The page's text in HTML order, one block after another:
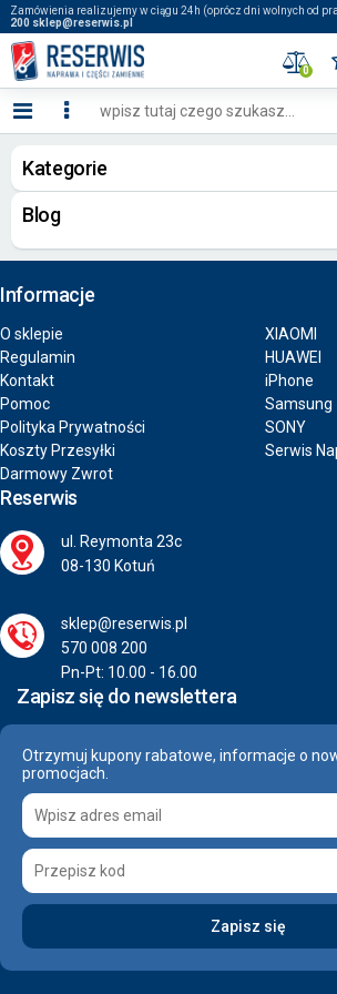
Zamówienia realizujemy w ciągu 24h (oprócz dni wolnych od
200 sklep@reserwis.pl
0
Kategorie
Blog
Informacje
O sklepie
Regulamin
Kontakt
Pomoc
Polityka Prywatności
Koszty Przesyłki
Darmowy Zwrot
XIAOMI
HUAWEI
iPhone
Samsung
SONY
Serwis
Reserwis
ul. Reymonta 23c
08-130 Kotuń
sklep@reserwis.pl
570 008 200
Pn-Pt: 10.00 - 16.00
Zapisz się do newslettera
Otrzymuj kupony rabatowe, informacje o
promocjach.